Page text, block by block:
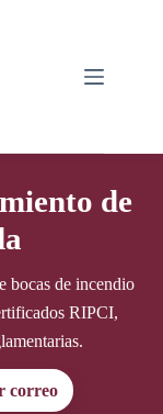
de
bocas de incendio
RIPCI,
correo